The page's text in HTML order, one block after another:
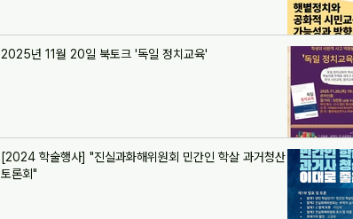
2025년 11월 20일 북토크 '독일 정치교육'
[2024 학술행사] "진실과화해위원회 민간인 학살 과거청산
토론회"